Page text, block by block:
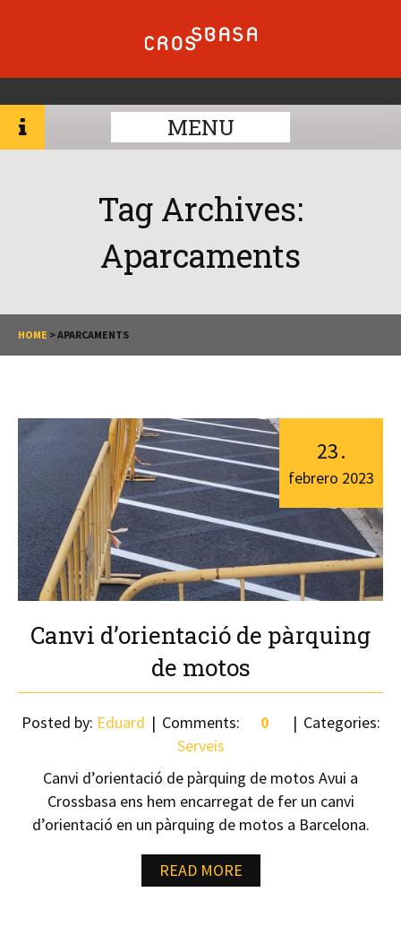
MENU
Tag Archives:
Aparcaments
HOME >APARCAMENTS
Canvi d’orientació de pàrquing
de motos
23.
febrero 2023
Posted by: Eduard Comments: 0
Categories:
Serveis
Canvi d’orientació de pàrquing de motos Avui a
Crossbasa ens hem encarregat de fer un canvi
d’orientació en un pàrquing de motos a Barcelona.
READ MORE